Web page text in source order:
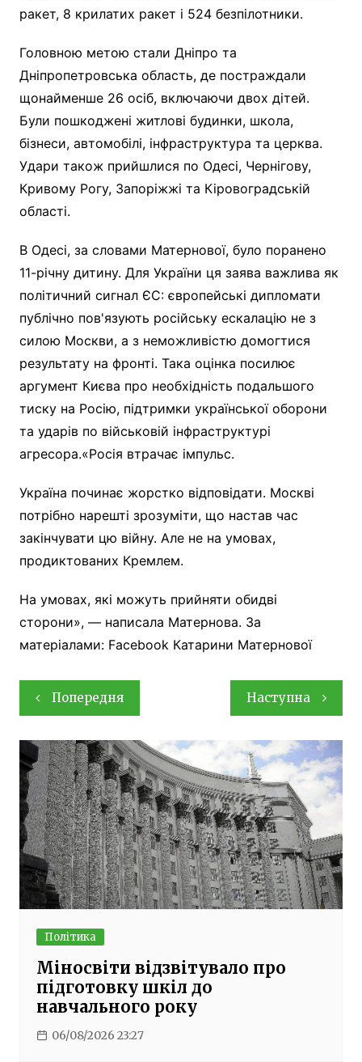
ракет, 8 крилатих ракет і 524 безпілотники.
Головною метою стали Дніпро та
Дніпропетровська область, де постраждали
щонайменше 26 осіб, включаючи двох дітей.
Були пошкоджені житлові будинки, школа,
бізнеси, автомобілі, інфраструктура та церква.
Удари також прийшлися по Одесі, Чернігову,
Кривому Рогу, Запоріжжі та Кіровоградській
області.
В Одесі, за словами Матернової, було поранено
11-річну дитину. Для України ця заява важлива як
політичний сигнал ЄС: європейські дипломати
публічно пов'язують російську ескалацію не з
силою Москви, а з неможливістю домогтися
результату на фронті. Така оцінка посилює
аргумент Києва про необхідність подальшого
тиску на Росію, підтримки української оборони
та ударів по військовій інфраструктурі
агресора.«Росія втрачає імпульс.
Україна починає жорстко відповідати. Москві
потрібно нарешті зрозуміти, що настав час
закінчувати цю війну. Але не на умовах,
продиктованих Кремлем.
На умовах, які можуть прийняти обидві
сторони», — написала Матернова. За
матеріалами: Facebook Катарини Матернової
Навігація
записів
Попередня Наступна
Політика
Міносвіти відзвітувало про
підготовку шкіл до
навчального року
06/08/2026 23:27